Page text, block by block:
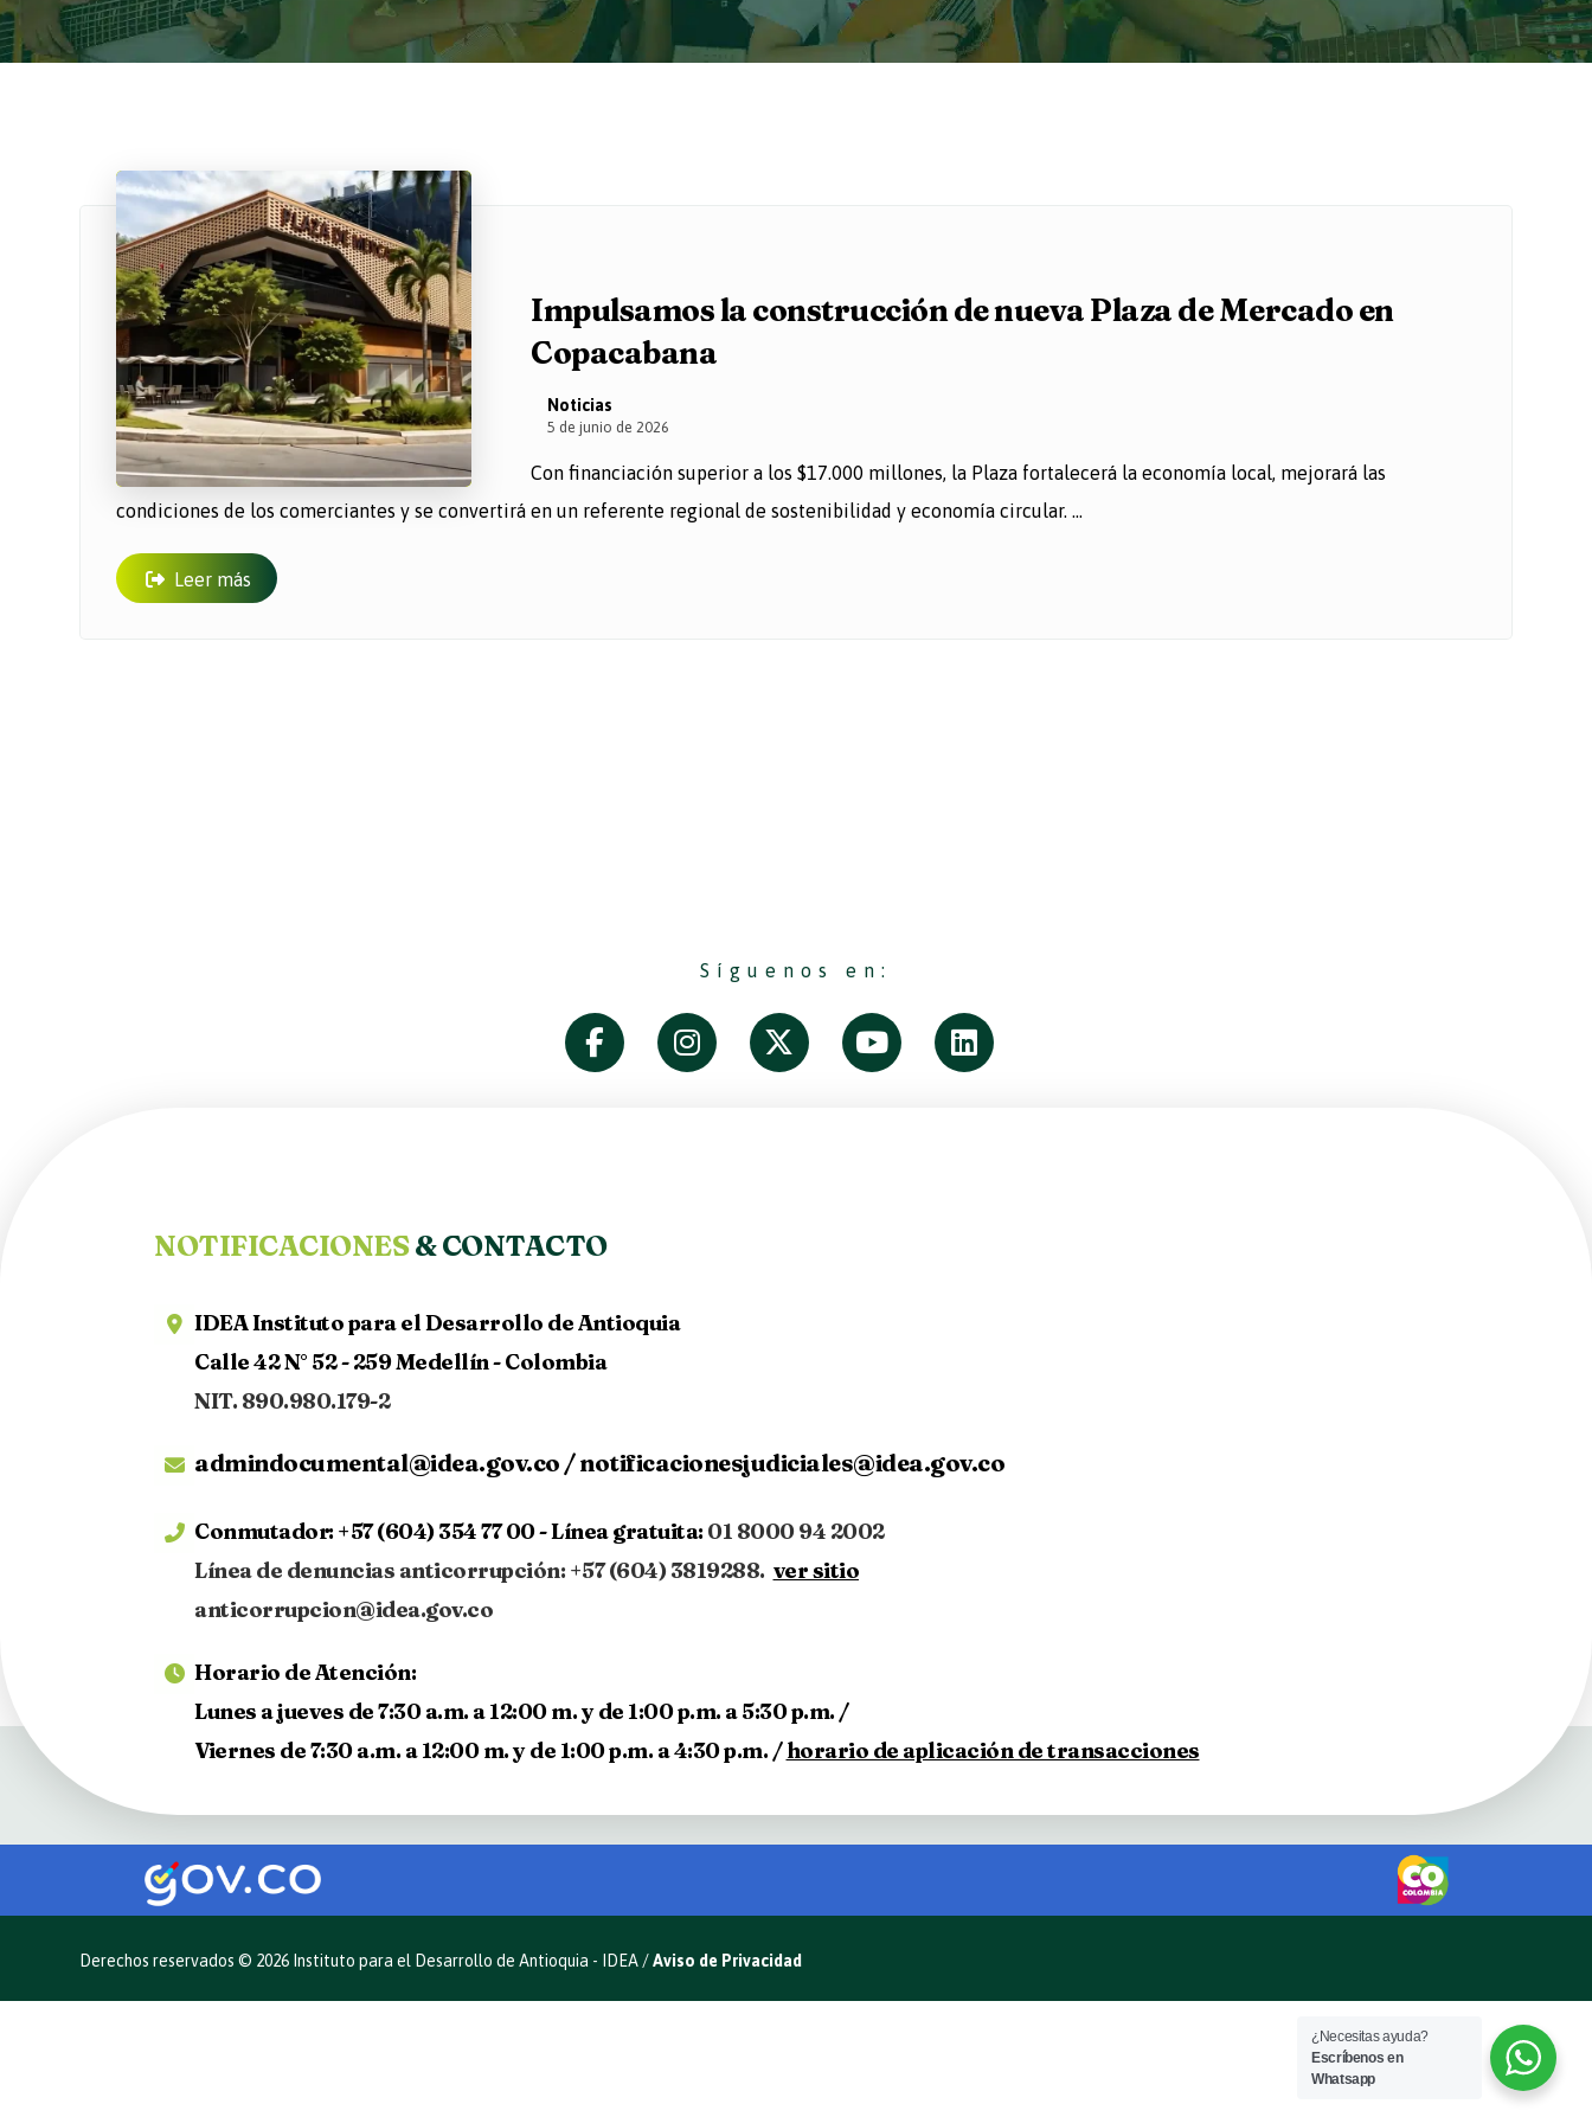
Impulsamos la construcción de nueva Plaza de Mercado en
Copacabana
Noticias
5 de junio de 2026
Con financiación superior a los $17.000 millones, la Plaza fortalecerá la economía local, mejorará las
condiciones de los comerciantes y se convertirá en un referente regional de sostenibilidad y economía circular. ...
Leer más
Síguenos en:
NOTIFICACIONES & CONTACTO
IDEA Instituto para el Desarrollo de Antioquia
Calle 42 N° 52 - 259 Medellín - Colombia
NIT. 890.980.179-2
admindocumental@idea.gov.co /notificacionesjudiciales@idea.gov.co
Conmutador: +57 (604) 354 77 00 -Línea gratuita: 01 8000 94 2002
Línea de denuncias anticorrupción: +57 (604) 3819288. ver sitio
anticorrupcion@idea.gov.co
Horario de Atención:
Lunes a jueves de 7:30 a.m. a 12:00 m. y de 1:00 p.m. a 5:30 p.m. /
Viernes de 7:30 a.m. a 12:00 m. y de 1:00 p.m. a 4:30 p.m. /horario de aplicación de transacciones
Derechos reservados © 2026 Instituto para el Desarrollo de Antioquia - IDEA /Aviso de Privacidad
¿Necesitas ayuda?
Escríbenos en
Whatsapp